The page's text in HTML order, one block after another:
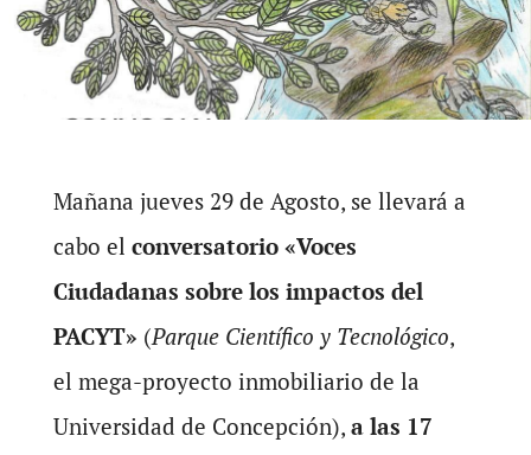
Mañana jueves 29 de Agosto, se llevará a
cabo el conversatorio «Voces
Ciudadanas sobre los impactos del
PACYT» (Parque Científico y Tecnológico,
el mega-proyecto inmobiliario de la
Universidad de Concepción), a las 17